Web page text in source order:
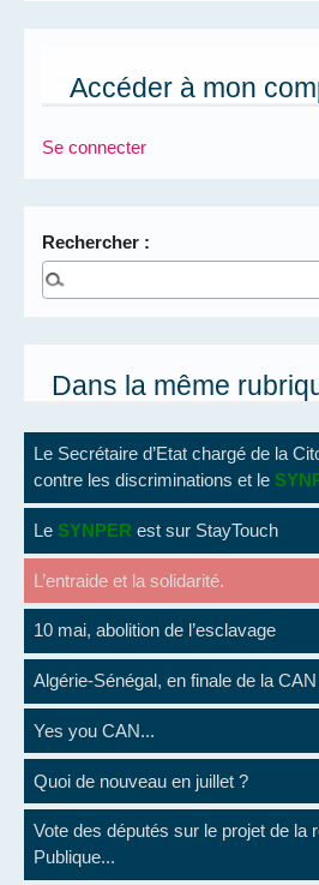
Accéder à mon
Se connecter
Rechercher :
Dans la même
Le Secrétaire d’Etat chargé de la
contre les discriminations et le
Le SYNPER est sur StayTouch
L’entraide et la solidarité.
10 mai, abolition de l’esclavage
Algérie-Sénégal, en finale de la CAN
Yes you CAN...
Quoi de nouveau en juillet ?
Vote des députés sur le projet de la
Publique...